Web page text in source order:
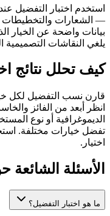
استخدم اختبار التفضيل
— الشعارات والتخطيطات
بيانات واضحة عن الخيار
يلغي النقاشات
كيف تحلل نتائج
قارن نسب التفضيل لكل
انظر أبعد من الفائز
الديموغرافية أو نوع
تفضل خيارات مختلفة.
اختيار.
الأسئلة الشائعة
ما هو اختبار التفضيل؟